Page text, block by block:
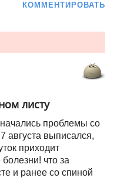
КОММЕНТИРОВАТЬ
листу
проблемы со
августа выписался,
приходит
что за
и ранее со спиной